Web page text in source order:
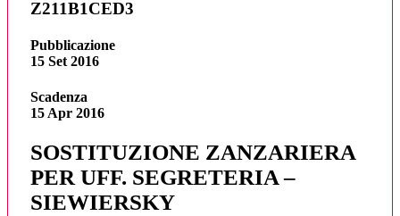
Z211B1CED3
Pubblicazione
15 Set 2016
Scadenza
15 Apr 2016
SOSTITUZIONE ZANZARIERA
PER UFF. SEGRETERIA –
SIEWIERSKY